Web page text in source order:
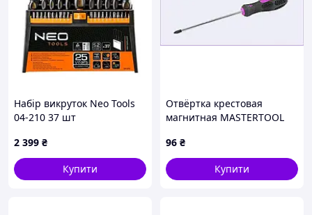
Набір викруток Neo Tools
04-210 37 шт
2 399 ₴
Купити
Отвёртка крестовая
магнитная MASTERTOOL
покрытием 48-5915
57A0K3295
96 ₴
Купити